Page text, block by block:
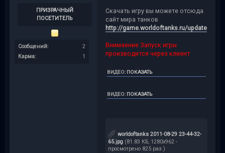
ПРИЗРАЧНЫЙ
ПОСЕТИТЕЛЬ
Сообщений:
2
Карма:
1
Скачать игру вы можете отсюда
сайт мира танков
http://game.worldoftanks.ru/update
Внимаение Запуск игры
производится через клиент
ВИДЕО: ПОКАЗАТЬ
ВИДЕО: ПОКАЗАТЬ
worldoftanks 2011-08-29 23-44-32-
65.jpg(81.83 КБ, 1280x962 -
просмотрено 825 раз.)